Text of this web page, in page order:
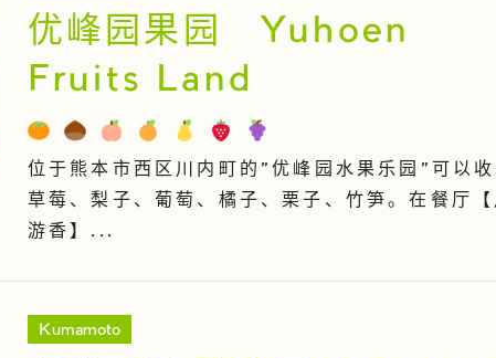
优峰园果园 Yuhoen
Fruits Land
位于熊本市西区川内町的"优峰园水果乐园"可以
草莓、梨子、葡萄、橘子、栗子、竹笋。在餐厅
游香】...
Kumamoto